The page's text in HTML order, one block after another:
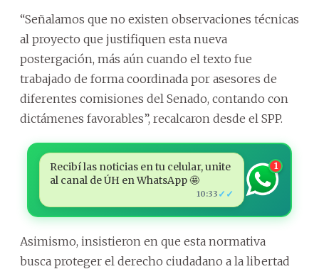
“Señalamos que no existen observaciones técnicas
al proyecto que justifiquen esta nueva
postergación, más aún cuando el texto fue
trabajado de forma coordinada por asesores de
diferentes comisiones del Senado, contando con
dictámenes favorables”, recalcaron desde el SPP.
Recibí las noticias en tu celular, unite
al canal de ÚH en WhatsApp 🤩
10:33 ✓✓
1
Asimismo, insistieron en que esta normativa
busca proteger el derecho ciudadano a la libertad